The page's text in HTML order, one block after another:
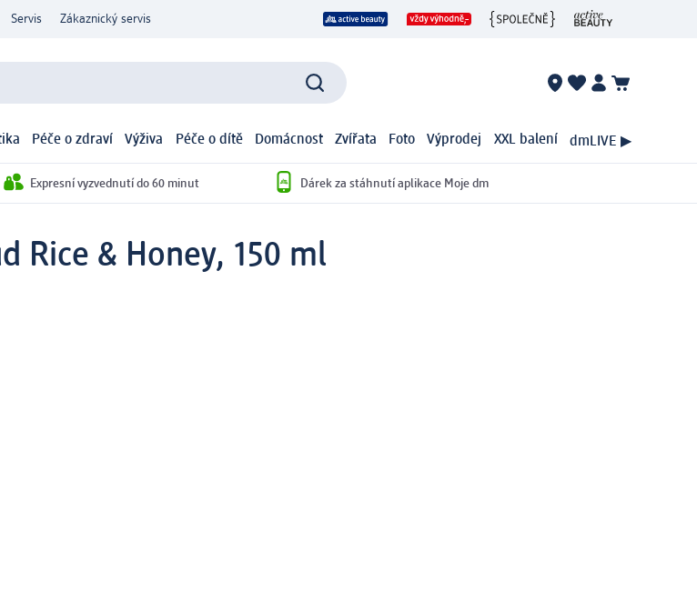
Servis Zákaznický servis
Péče o zdraví Výživa Péče o dítě Domácnost Zvířata Foto Výprodej XXL balení dmLIVE ▶
Expresní vyzvednutí do 60 minut Dárek za stáhnutí aplikace Moje dm
Rice & Honey, 150 ml